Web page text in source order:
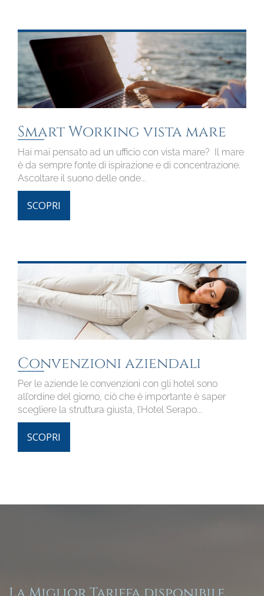
Smart Working vista mare
Hai mai pensato ad un ufficio con vista mare? Il mare
è da sempre fonte di ispirazione e di concentrazione.
Ascoltare il suono delle onde...
SCOPRI
Convenzioni aziendali
Per le aziende le convenzioni con gli hotel sono
all’ordine del giorno, ciò che è importante è saper
scegliere la struttura giusta, l’Hotel Serapo...
SCOPRI